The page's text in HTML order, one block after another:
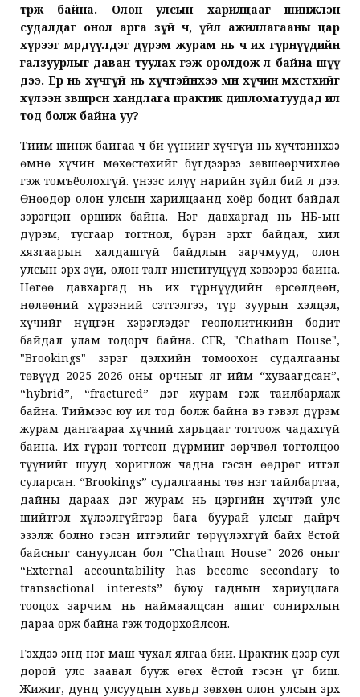
төрж байна. Олон улсын харилцааг шинжлэн
судалдаг онол арга зүй ч, үйл ажиллагааны цар
хүрээг мөрдүүлдэг дүрэм журам нь ч их гүрнүүдийн
галзуурлыг даван туулах гэж оролдож л байна шүү
дээ. Ер нь хүчгүй нь хүчтэйнхээ өмнө хүчин мөхөстөхийг
хүлээн зөвшөөрсөн хандлага практик дипломатуудад ил
тод болж байна уу?
Тийм шинж байгаа ч би үүнийг хүчгүй нь хүчтэйнхээ
өмнө хүчин мөхөстөхийг бүгдээрээ зөвшөөрчихлөө
гэж томъёолохгүй. Үүнээс илүү нарийн зүйл бий л дээ.
Өнөөдөр олон улсын харилцаанд хоёр бодит байдал
зэрэгцэн оршиж байна. Нэг давхаргад нь НҮБ-ын
дүрэм, тусгаар тогтнол, бүрэн эрхт байдал, хил
хязгаарын халдашгүй байдлын зарчмууд, олон
улсын эрх зүй, олон талт институцүүд хэвээрээ байна.
Нөгөө давхаргад нь их гүрнүүдийн өрсөлдөөн,
нөлөөний хүрээний сэтгэлгээ, түр зуурын хэлцэл,
хүчийг нүцгэн хэрэглэдэг геополитикийн бодит
байдал улам тодорч байна. CFR, "Chatham House",
"Brookings" зэрэг дэлхийн томоохон судалгааны
төвүүд 2025–2026 оны орчныг яг ийм “хуваагдсан”,
“hybrid”, “fractured” дэг журам гэж тайлбарлаж
байна. Тиймээс юу ил тод болж байна вэ гэвэл дүрэм
журам дангаараа хүчний харьцааг тогтоож чадахгүй
байна. Их гүрэн тогтсон дүрмийг зөрчвөл тогтолцоо
түүнийг шууд хориглож чадна гэсэн өөдрөг итгэл
суларсан. “Brookings” судалгааны төв нэг тайлбартаа,
дайны дараах дэг журам нь цэргийн хүчтэй улс
шийтгэл хүлээлгүйгээр бага буурай улсыг дайрч
эзэлж болно гэсэн итгэлийг төрүүлэхгүй байх ёстой
байсныг сануулсан бол "Chatham House" 2026 оныг
“External accountability has become secondary to
transactional interests” буюу гаднын хариуцлага
тооцох зарчим нь наймаалцсан ашиг сонирхлын
дараа орж байна гэж тодорхойлсон.
Гэхдээ энд нэг маш чухал ялгаа бий. Практик дээр сул
дорой улс заавал бууж өгөх ёстой гэсэн үг биш.
Жижиг, дунд улсуудын хувьд зөвхөн олон улсын эрх